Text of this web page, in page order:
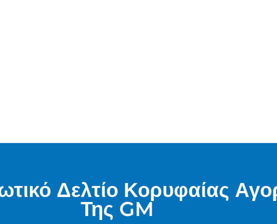
Δελτίο Κορυφαίας
Της GM